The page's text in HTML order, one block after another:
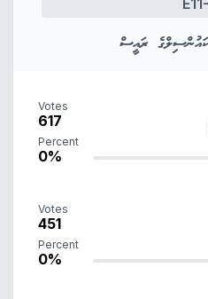
ރައީސް
Votes
617
Percent
0%
Votes
451
Percent
0%